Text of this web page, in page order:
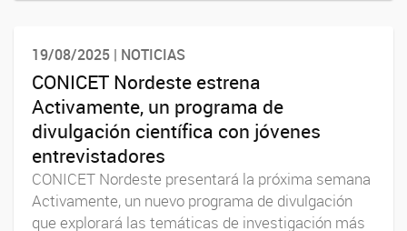
19/08/2025 | NOTICIAS
CONICET Nordeste estrena
Activamente, un programa de
divulgación científica con jóvenes
entrevistadores
CONICET Nordeste presentará la próxima semana
Activamente, un nuevo programa de divulgación
que explorará las temáticas de investigación más